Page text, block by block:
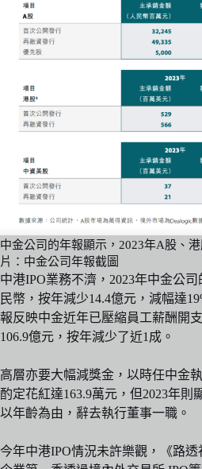
中金公司的年報顯示，2023年A股、
片：中金公司年報截圖
中港IPO業務不濟，2023年中金公
民幣，按年減少14.4億元，減幅達
報反映中金近年已壓縮員工薪酬開
106.9億元，按年減少了近1成。
高層亦要大幅減獎金，以時任中金
酌定花紅達163.9萬元，但2023年則
以年齡為由，辭去執行董事一職。
今年中港IPO情況未許樂觀，《路